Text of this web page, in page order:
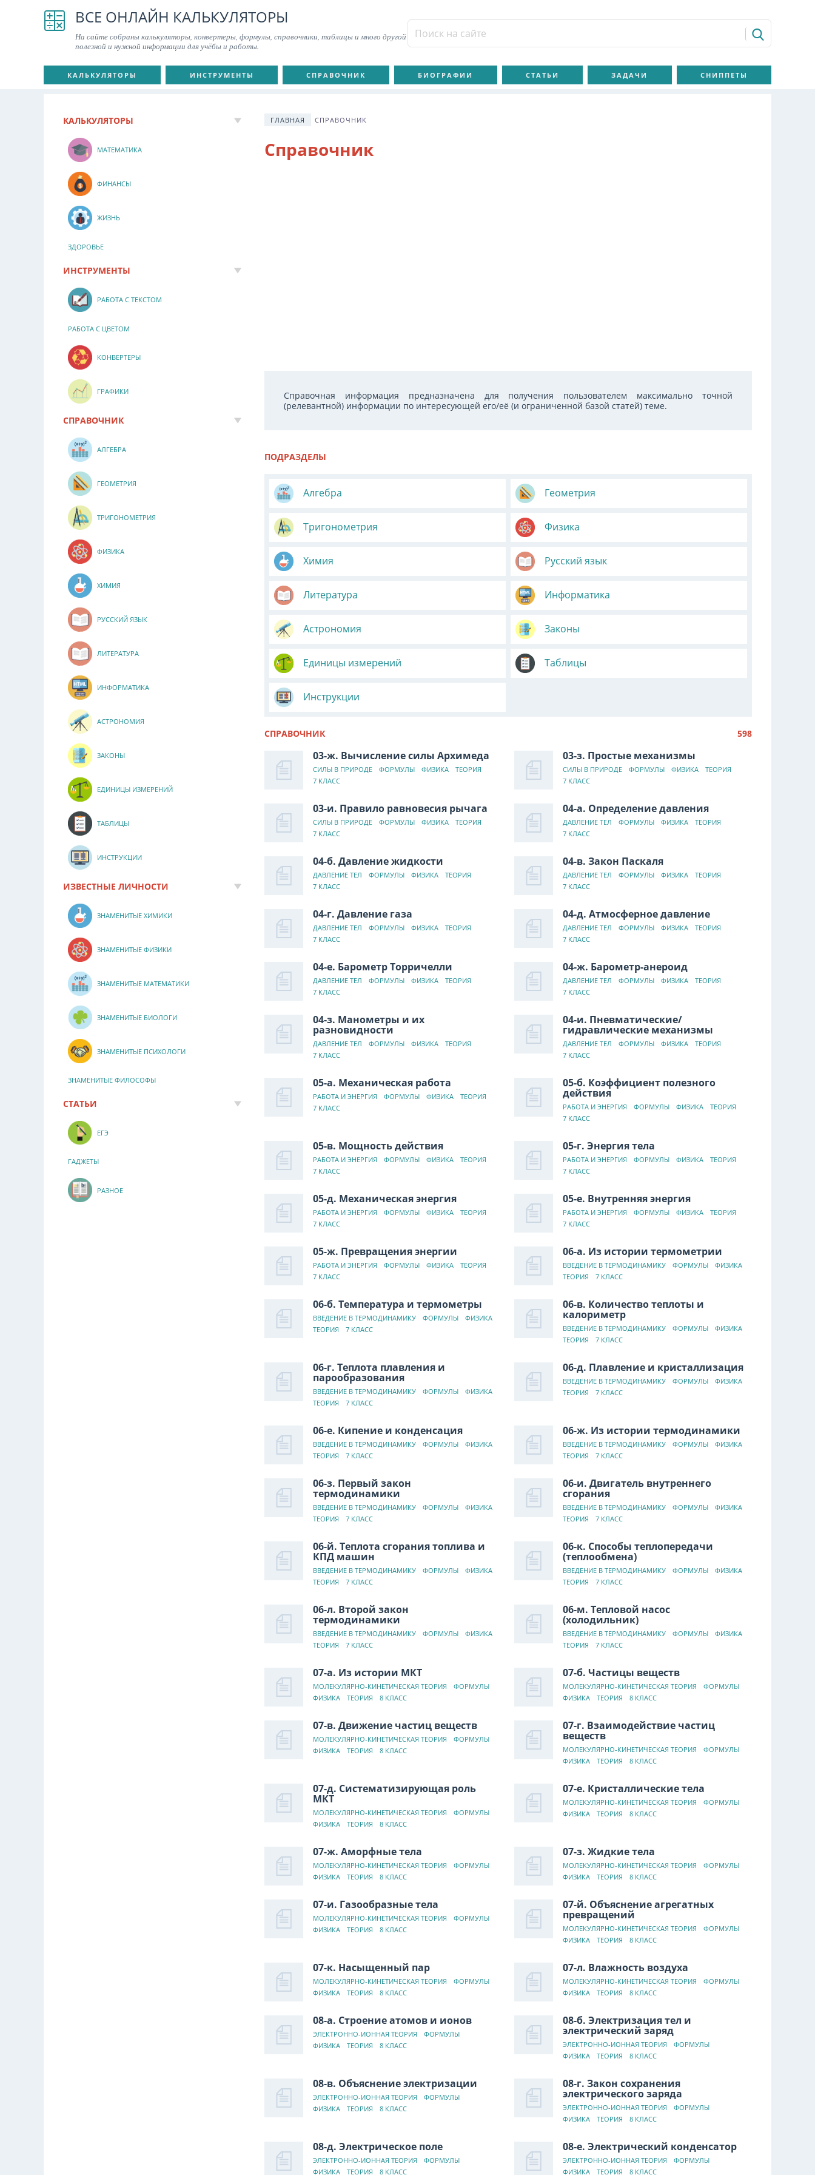
ВСЕ ОНЛАЙН КАЛЬКУЛЯТОРЫ
На сайте собраны калькуляторы, конвертеры, формулы, справочники, таблицы и много другой
полезной и нужной информации для учёбы и работы.
КАЛЬКУЛЯТОРЫ ИНСТРУМЕНТЫ СПРАВОЧНИК БИОГРАФИИ СТАТЬИ ЗАДАЧИ СНИППЕТЫ
ГЛАВНАЯ СПРАВОЧНИК
Справочник
Справочная информация предназначена для получения пользователем максимально точной
(релевантной) информации по интересующей его/её (и ограниченной базой статей) теме.
ПОДРАЗДЕЛЫ
Алгебра Геометрия
Тригонометрия Физика
Химия Русский язык
Литература Информатика
Астрономия Законы
Единицы измерений Таблицы
Инструкции
СПРАВОЧНИК 598
03-ж. Вычисление силы Архимеда
СИЛЫ В ПРИРОДЕ ФОРМУЛЫ ФИЗИКА
ТЕОРИЯ
7 КЛАСС
03-з. Простые механизмы
СИЛЫ В ПРИРОДЕ ФОРМУЛЫ ФИЗИКА
ТЕОРИЯ
7 КЛАСС
03-и. Правило равновесия рычага
СИЛЫ В ПРИРОДЕ ФОРМУЛЫ ФИЗИКА
ТЕОРИЯ
7 КЛАСС
04-а. Определение давления
ДАВЛЕНИЕ ТЕЛ ФОРМУЛЫ ФИЗИКА
ТЕОРИЯ
7 КЛАСС
04-б. Давление жидкости
ДАВЛЕНИЕ ТЕЛ ФОРМУЛЫ ФИЗИКА
ТЕОРИЯ
7 КЛАСС
04-в. Закон Паскаля
ДАВЛЕНИЕ ТЕЛ ФОРМУЛЫ ФИЗИКА
ТЕОРИЯ
7 КЛАСС
04-г. Давление газа
ДАВЛЕНИЕ ТЕЛ ФОРМУЛЫ ФИЗИКА
ТЕОРИЯ
7 КЛАСС
04-д. Атмосферное давление
ДАВЛЕНИЕ ТЕЛ ФОРМУЛЫ ФИЗИКА
ТЕОРИЯ
7 КЛАСС
04-е. Барометр Торричелли
ДАВЛЕНИЕ ТЕЛ ФОРМУЛЫ ФИЗИКА
ТЕОРИЯ
7 КЛАСС
04-ж. Барометр-анероид
ДАВЛЕНИЕ ТЕЛ ФОРМУЛЫ ФИЗИКА
ТЕОРИЯ
7 КЛАСС
04-з. Манометры и их
разновидности
ДАВЛЕНИЕ ТЕЛ ФОРМУЛЫ ФИЗИКА
ТЕОРИЯ
7 КЛАСС
04-и. Пневматические/
гидравлические механизмы
ДАВЛЕНИЕ ТЕЛ ФОРМУЛЫ ФИЗИКА
ТЕОРИЯ
7 КЛАСС
05-а. Механическая работа
РАБОТА И ЭНЕРГИЯ ФОРМУЛЫ ФИЗИКА
ТЕОРИЯ
7 КЛАСС
05-б. Коэффициент полезного
действия
РАБОТА И ЭНЕРГИЯ ФОРМУЛЫ ФИЗИКА
ТЕОРИЯ
7 КЛАСС
05-в. Мощность действия
РАБОТА И ЭНЕРГИЯ ФОРМУЛЫ ФИЗИКА
ТЕОРИЯ
7 КЛАСС
05-г. Энергия тела
РАБОТА И ЭНЕРГИЯ ФОРМУЛЫ ФИЗИКА
ТЕОРИЯ
7 КЛАСС
05-д. Механическая энергия
РАБОТА И ЭНЕРГИЯ ФОРМУЛЫ ФИЗИКА
ТЕОРИЯ
7 КЛАСС
05-е. Внутренняя энергия
РАБОТА И ЭНЕРГИЯ ФОРМУЛЫ ФИЗИКА
ТЕОРИЯ
7 КЛАСС
05-ж. Превращения энергии
РАБОТА И ЭНЕРГИЯ ФОРМУЛЫ ФИЗИКА
ТЕОРИЯ
7 КЛАСС
06-а. Из истории термометрии
ВВЕДЕНИЕ В ТЕРМОДИНАМИКУ ФОРМУЛЫ
ФИЗИКА
ТЕОРИЯ
7 КЛАСС
06-б. Температура и термометры
ВВЕДЕНИЕ В ТЕРМОДИНАМИКУ ФОРМУЛЫ
ФИЗИКА
ТЕОРИЯ
7 КЛАСС
06-в. Количество теплоты и
калориметр
ВВЕДЕНИЕ В ТЕРМОДИНАМИКУ ФОРМУЛЫ
ФИЗИКА
ТЕОРИЯ
7 КЛАСС
06-г. Теплота плавления и
парообразования
ВВЕДЕНИЕ В ТЕРМОДИНАМИКУ ФОРМУЛЫ
ФИЗИКА
ТЕОРИЯ
7 КЛАСС
06-д. Плавление и кристаллизация
ВВЕДЕНИЕ В ТЕРМОДИНАМИКУ ФОРМУЛЫ
ФИЗИКА
ТЕОРИЯ
7 КЛАСС
06-е. Кипение и конденсация
ВВЕДЕНИЕ В ТЕРМОДИНАМИКУ ФОРМУЛЫ
ФИЗИКА
ТЕОРИЯ
7 КЛАСС
06-ж. Из истории термодинамики
ВВЕДЕНИЕ В ТЕРМОДИНАМИКУ ФОРМУЛЫ
ФИЗИКА
ТЕОРИЯ
7 КЛАСС
06-з. Первый закон
термодинамики
ВВЕДЕНИЕ В ТЕРМОДИНАМИКУ ФОРМУЛЫ
ФИЗИКА
ТЕОРИЯ
7 КЛАСС
06-и. Двигатель внутреннего
сгорания
ВВЕДЕНИЕ В ТЕРМОДИНАМИКУ ФОРМУЛЫ
ФИЗИКА
ТЕОРИЯ
7 КЛАСС
06-й. Теплота сгорания топлива и
КПД машин
ВВЕДЕНИЕ В ТЕРМОДИНАМИКУ ФОРМУЛЫ
ФИЗИКА
ТЕОРИЯ
7 КЛАСС
06-к. Способы теплопередачи
(теплообмена)
ВВЕДЕНИЕ В ТЕРМОДИНАМИКУ ФОРМУЛЫ
ФИЗИКА
ТЕОРИЯ
7 КЛАСС
06-л. Второй закон
термодинамики
ВВЕДЕНИЕ В ТЕРМОДИНАМИКУ ФОРМУЛЫ
ФИЗИКА
ТЕОРИЯ
7 КЛАСС
06-м. Тепловой насос
(холодильник)
ВВЕДЕНИЕ В ТЕРМОДИНАМИКУ ФОРМУЛЫ
ФИЗИКА
ТЕОРИЯ
7 КЛАСС
07-а. Из истории МКТ
МОЛЕКУЛЯРНО-КИНЕТИЧЕСКАЯ ТЕОРИЯ
ФОРМУЛЫ
ФИЗИКА
ТЕОРИЯ 8 КЛАСС
07-б. Частицы веществ
МОЛЕКУЛЯРНО-КИНЕТИЧЕСКАЯ ТЕОРИЯ
ФОРМУЛЫ
ФИЗИКА
ТЕОРИЯ 8 КЛАСС
07-в. Движение частиц веществ
МОЛЕКУЛЯРНО-КИНЕТИЧЕСКАЯ ТЕОРИЯ
ФОРМУЛЫ
ФИЗИКА
ТЕОРИЯ 8 КЛАСС
07-г. Взаимодействие частиц
веществ
МОЛЕКУЛЯРНО-КИНЕТИЧЕСКАЯ ТЕОРИЯ
ФОРМУЛЫ
ФИЗИКА
ТЕОРИЯ 8 КЛАСС
07-д. Систематизирующая роль
МКТ
МОЛЕКУЛЯРНО-КИНЕТИЧЕСКАЯ ТЕОРИЯ
ФОРМУЛЫ
ФИЗИКА
ТЕОРИЯ 8 КЛАСС
07-е. Кристаллические тела
МОЛЕКУЛЯРНО-КИНЕТИЧЕСКАЯ ТЕОРИЯ
ФОРМУЛЫ
ФИЗИКА
ТЕОРИЯ 8 КЛАСС
07-ж. Аморфные тела
МОЛЕКУЛЯРНО-КИНЕТИЧЕСКАЯ ТЕОРИЯ
ФОРМУЛЫ
ФИЗИКА
ТЕОРИЯ 8 КЛАСС
07-з. Жидкие тела
МОЛЕКУЛЯРНО-КИНЕТИЧЕСКАЯ ТЕОРИЯ
ФОРМУЛЫ
ФИЗИКА
ТЕОРИЯ 8 КЛАСС
07-и. Газообразные тела
МОЛЕКУЛЯРНО-КИНЕТИЧЕСКАЯ ТЕОРИЯ
ФОРМУЛЫ
ФИЗИКА
ТЕОРИЯ 8 КЛАСС
07-й. Объяснение агрегатных
превращений
МОЛЕКУЛЯРНО-КИНЕТИЧЕСКАЯ ТЕОРИЯ
ФОРМУЛЫ
ФИЗИКА
ТЕОРИЯ 8 КЛАСС
07-к. Насыщенный пар
МОЛЕКУЛЯРНО-КИНЕТИЧЕСКАЯ ТЕОРИЯ
ФОРМУЛЫ
ФИЗИКА
ТЕОРИЯ 8 КЛАСС
07-л. Влажность воздуха
МОЛЕКУЛЯРНО-КИНЕТИЧЕСКАЯ ТЕОРИЯ
ФОРМУЛЫ
ФИЗИКА
ТЕОРИЯ 8 КЛАСС
08-а. Строение атомов и ионов
ЭЛЕКТРОННО-ИОННАЯ ТЕОРИЯ
ФОРМУЛЫ
ФИЗИКА
ТЕОРИЯ 8 КЛАСС
08-б. Электризация тел и
электрический заряд
ЭЛЕКТРОННО-ИОННАЯ ТЕОРИЯ
ФОРМУЛЫ
ФИЗИКА
ТЕОРИЯ 8 КЛАСС
08-в. Объяснение электризации
ЭЛЕКТРОННО-ИОННАЯ ТЕОРИЯ
ФОРМУЛЫ
ФИЗИКА
ТЕОРИЯ 8 КЛАСС
08-г. Закон сохранения
электрического заряда
ЭЛЕКТРОННО-ИОННАЯ ТЕОРИЯ
ФОРМУЛЫ
ФИЗИКА
ТЕОРИЯ 8 КЛАСС
08-д. Электрическое поле
ЭЛЕКТРОННО-ИОННАЯ ТЕОРИЯ
ФОРМУЛЫ
ФИЗИКА
ТЕОРИЯ 8 КЛАСС
08-е. Электрический конденсатор
ЭЛЕКТРОННО-ИОННАЯ ТЕОРИЯ
ФОРМУЛЫ
ФИЗИКА
ТЕОРИЯ 8 КЛАСС
КАЛЬКУЛЯТОРЫ
МАТЕМАТИКА
ФИНАНСЫ
ЖИЗНЬ
ЗДОРОВЬЕ
ИНСТРУМЕНТЫ
РАБОТА С ТЕКСТОМ
РАБОТА С ЦВЕТОМ
КОНВЕРТЕРЫ
ГРАФИКИ
СПРАВОЧНИК
АЛГЕБРА
ГЕОМЕТРИЯ
ТРИГОНОМЕТРИЯ
ФИЗИКА
ХИМИЯ
РУССКИЙ ЯЗЫК
ЛИТЕРАТУРА
ИНФОРМАТИКА
АСТРОНОМИЯ
ЗАКОНЫ
ЕДИНИЦЫ ИЗМЕРЕНИЙ
ТАБЛИЦЫ
ИНСТРУКЦИИ
ИЗВЕСТНЫЕ ЛИЧНОСТИ
ЗНАМЕНИТЫЕ ХИМИКИ
ЗНАМЕНИТЫЕ ФИЗИКИ
ЗНАМЕНИТЫЕ МАТЕМАТИКИ
ЗНАМЕНИТЫЕ БИОЛОГИ
ЗНАМЕНИТЫЕ ПСИХОЛОГИ
ЗНАМЕНИТЫЕ ФИЛОСОФЫ
СТАТЬИ
ЕГЭ
ГАДЖЕТЫ
РАЗНОЕ